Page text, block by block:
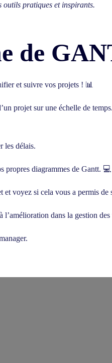
outils pratiques et inspirants.
de
et suivre vos projets ! 📊
projet sur une échelle de
les délais.
propres diagrammes de Gantt. 💻
voyez si cela vous a permis
dans la gestion des